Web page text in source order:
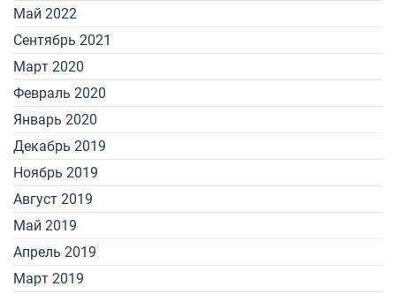
Май 2022
Сентябрь 2021
Март 2020
Февраль 2020
Январь 2020
Декабрь 2019
Ноябрь 2019
Август 2019
Май 2019
Апрель 2019
Март 2019